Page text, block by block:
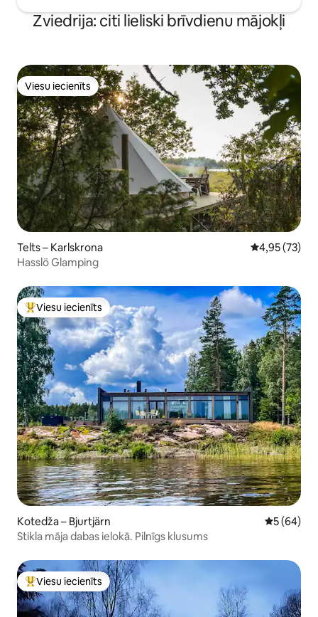
Zviedrija: citi lieliski brīvdienu mājokļi
Viesu iecienīts
Viesu iecienīts
Telts – Karlskrona Vidējais
4,95 (73)
Hasslö Glamping
Populārs viesu iecienīts mājoklis
Viesu iecienīts
Kotedža – Bjurtjärn Vidējais
5 (64)
Stikla māja dabas ielokā. Pilnīgs klusums
Populārs viesu iecienīts mājoklis
Viesu iecienīts